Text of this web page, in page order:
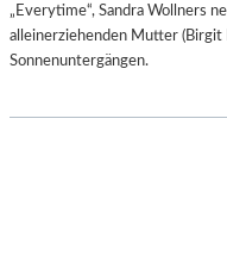
„Everytime“, Sandra Wollners
alleinerziehenden Mutter (Birgit
Sonnenuntergängen.